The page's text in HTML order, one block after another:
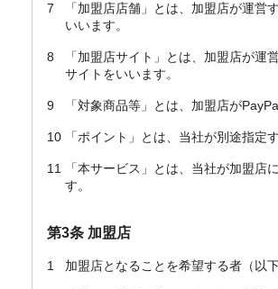
7
「加盟店店舗」とは、加盟店が運
いいます。
8
「加盟店サイト」とは、加盟店が
サイトをいいます。
9 「対象商品等」とは、加盟店が
10 「ポイント」とは、当社が別途指定
11
「本サービス」とは、当社が加盟
す。
第3条 加盟店
1 加盟店となることを希望する者（以